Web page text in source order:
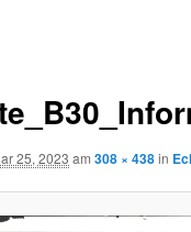
25, 2023 am308 × 438in